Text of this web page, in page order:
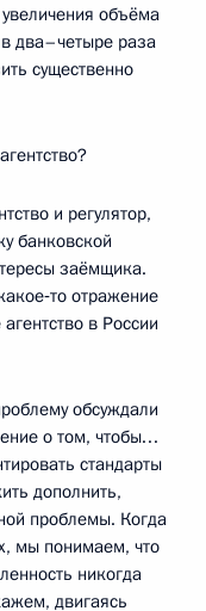
объёма
два–четыре раза
существенно
и регулятор,
банковской
заёмщика.
отражение
в России
обсуждали
о том, чтобы…
стандарты
дополнить,
проблемы. Когда
мы понимаем, что
никогда
двигаясь